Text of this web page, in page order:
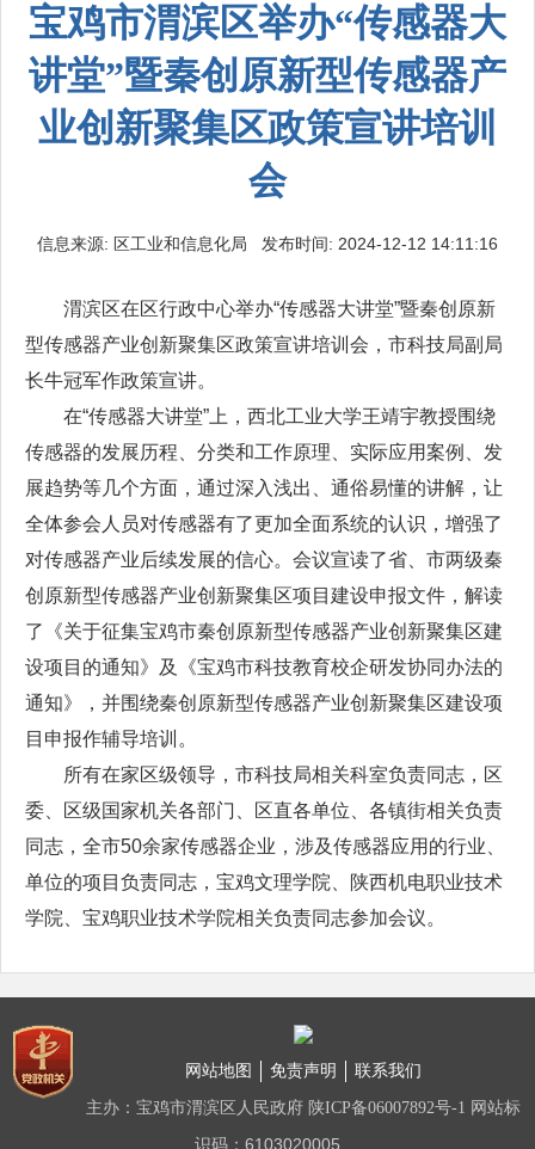
宝鸡市渭滨区举办“传感器大
讲堂”暨秦创原新型传感器产
业创新聚集区政策宣讲培训
会
信息来源: 区工业和信息化局 发布时间: 2024-12-12 14:11:16
渭滨区在区行政中心举办“传感器大讲堂”暨秦创原新
型传感器产业创新聚集区政策宣讲培训会，市科技局副局
长牛冠军作政策宣讲。
在“传感器大讲堂”上，西北工业大学王靖宇教授围绕
传感器的发展历程、分类和工作原理、实际应用案例、发
展趋势等几个方面，通过深入浅出、通俗易懂的讲解，让
全体参会人员对传感器有了更加全面系统的认识，增强了
对传感器产业后续发展的信心。会议宣读了省、市两级秦
创原新型传感器产业创新聚集区项目建设申报文件，解读
了《关于征集宝鸡市秦创原新型传感器产业创新聚集区建
设项目的通知》及《宝鸡市科技教育校企研发协同办法的
通知》，并围绕秦创原新型传感器产业创新聚集区建设项
目申报作辅导培训。
所有在家区级领导，市科技局相关科室负责同志，区
委、区级国家机关各部门、区直各单位、各镇街相关负责
同志，全市50余家传感器企业，涉及传感器应用的行业、
单位的项目负责同志，宝鸡文理学院、陕西机电职业技术
学院、宝鸡职业技术学院相关负责同志参加会议。
网站地图 免责声明 联系我们
主办：宝鸡市渭滨区人民政府 陕ICP备06007892号-1 网站标
识码：6103020005